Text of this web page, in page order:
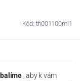
Kód: th001100ml1
, aby k vám